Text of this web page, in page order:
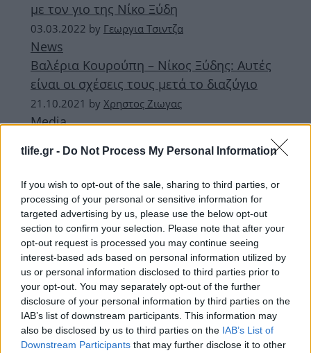
tlife.gr - Do Not Process My Personal Information
If you wish to opt-out of the sale, sharing to third parties, or
processing of your personal or sensitive information for
targeted advertising by us, please use the below opt-out
section to confirm your selection. Please note that after your
opt-out request is processed you may continue seeing
interest-based ads based on personal information utilized by
us or personal information disclosed to third parties prior to
your opt-out. You may separately opt-out of the further
disclosure of your personal information by third parties on the
IAB’s list of downstream participants. This information may
also be disclosed by us to third parties on the IAB’s List of
Downstream Participants that may further disclose it to other
με τον γιο της Νίκο Ξύδη
03.03.2022 by Γεωργια Τσιντζα
News
Βαλέρια Κουρούπη – Νίκος Ξύδης: Αυτές
είναι οι σχέσεις τους μετά το διαζύγιο
21.10.2021 by Χρηστος Ζιωγας
Media
άλλαξε στη σχέση της με τον Νίκο Ξύδη,
δύο χρόνια μετά το διαζύγιό τους
ΔΙΑΦΗΜΙΣΗ